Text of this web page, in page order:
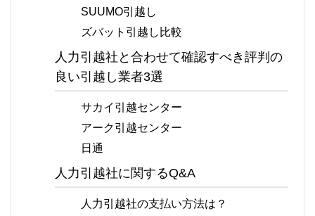
SUUMO引越し
ズバット引越し比較
人力引越社と合わせて確認すべき評判の
良い引越し業者3選
サカイ引越センター
アーク引越センター
日通
人力引越社に関するQ&A
人力引越社の支払い方法は？